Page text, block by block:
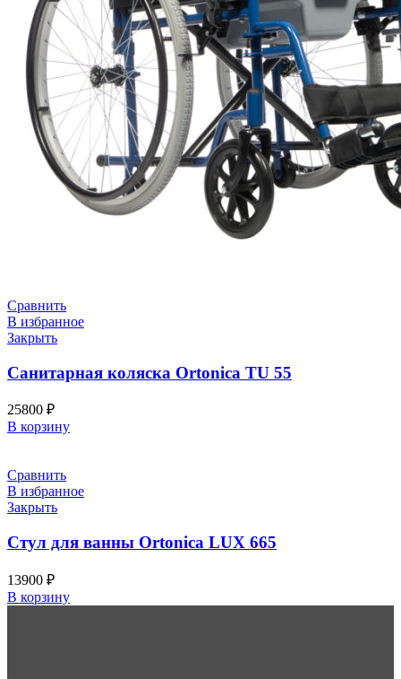
Сравнить
В избранное
Закрыть
Санитарная коляска Ortonica TU 55
25800 ₽
В корзину
Сравнить
В избранное
Закрыть
Стул для ванны Ortonica LUX 665
13900 ₽
В корзину